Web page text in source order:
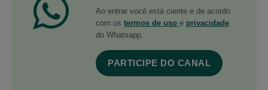
Ao entrar você está ciente e de acordo
com os termos de uso e privacidade
do Whatsapp.
PARTICIPE DO CANAL